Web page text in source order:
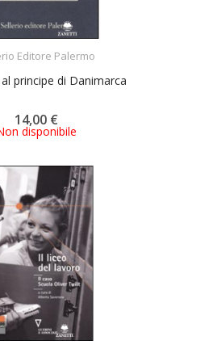
Editore Palermo
principe di Danimarca
14,00 €
disponibile